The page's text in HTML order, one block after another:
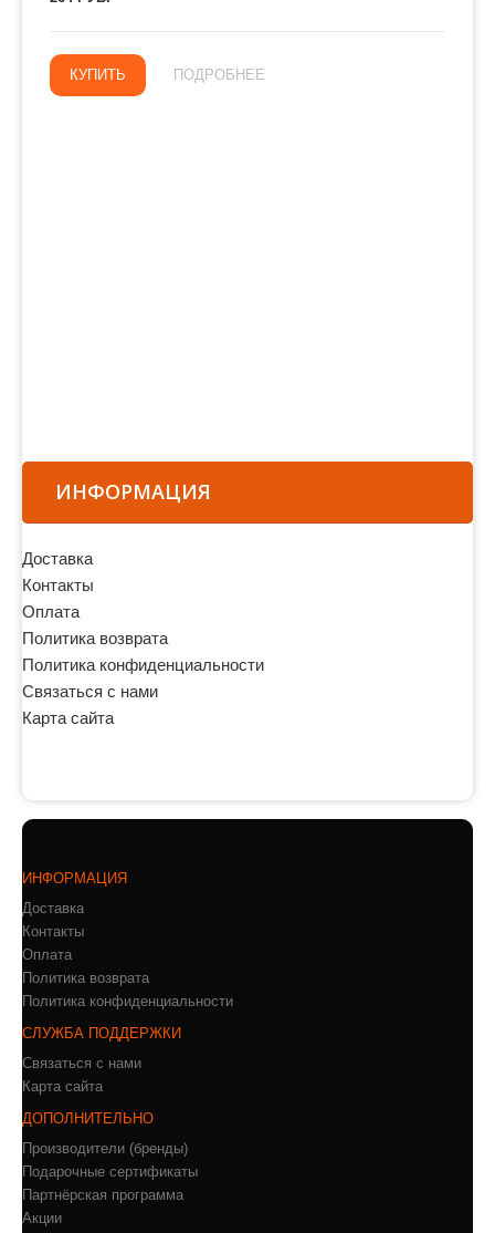
КУПИТЬ ПОДРОБНЕЕ
ИНФОРМАЦИЯ
Доставка
Контакты
Оплата
Политика возврата
Политика конфиденциальности
Связаться с нами
Карта сайта
ИНФОРМАЦИЯ
Доставка
Контакты
Оплата
Политика возврата
Политика конфиденциальности
СЛУЖБА ПОДДЕРЖКИ
Связаться с нами
Карта сайта
ДОПОЛНИТЕЛЬНО
Производители (бренды)
Подарочные сертификаты
Партнёрская программа
Акции